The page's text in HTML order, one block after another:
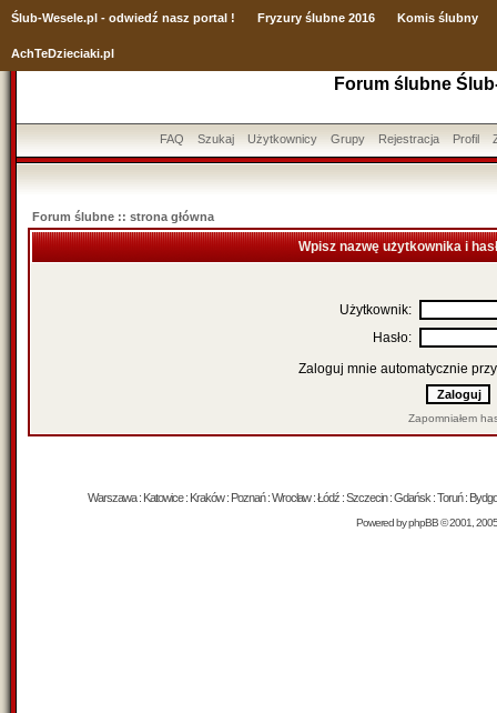
Ślub-Wesele.pl - odwiedź nasz portal ! Fryzury ślubne 2016 Komis ślubny
AchTeDzieciaki.pl
Forum ślubne
FAQ Szukaj Użytkownicy Grupy Rejestracja Profil
Forum ślubne :: strona główna
Wpisz nazwę użytkownika i
Użytkownik:
Hasło:
Zaloguj mnie automatycznie
Zapomniałem
Warszawa : Katowice : Kraków : Poznań : Wrocław : Łódź : Szczecin : Gdańsk : Toruń :
Powered byphpBB© 2001,